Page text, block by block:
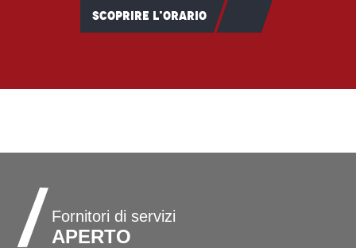
SCOPRIRE L'ORARIO
Fornitori di servizi
APERTO